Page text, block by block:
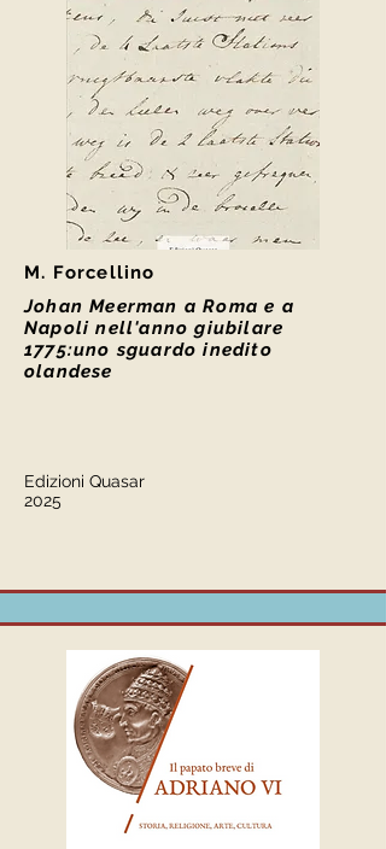
M. Forcellino
Johan Meerman a Roma e a
Napoli nell'anno giubilare
1775:uno sguardo inedito
olandese
Edizioni Quasar
2025